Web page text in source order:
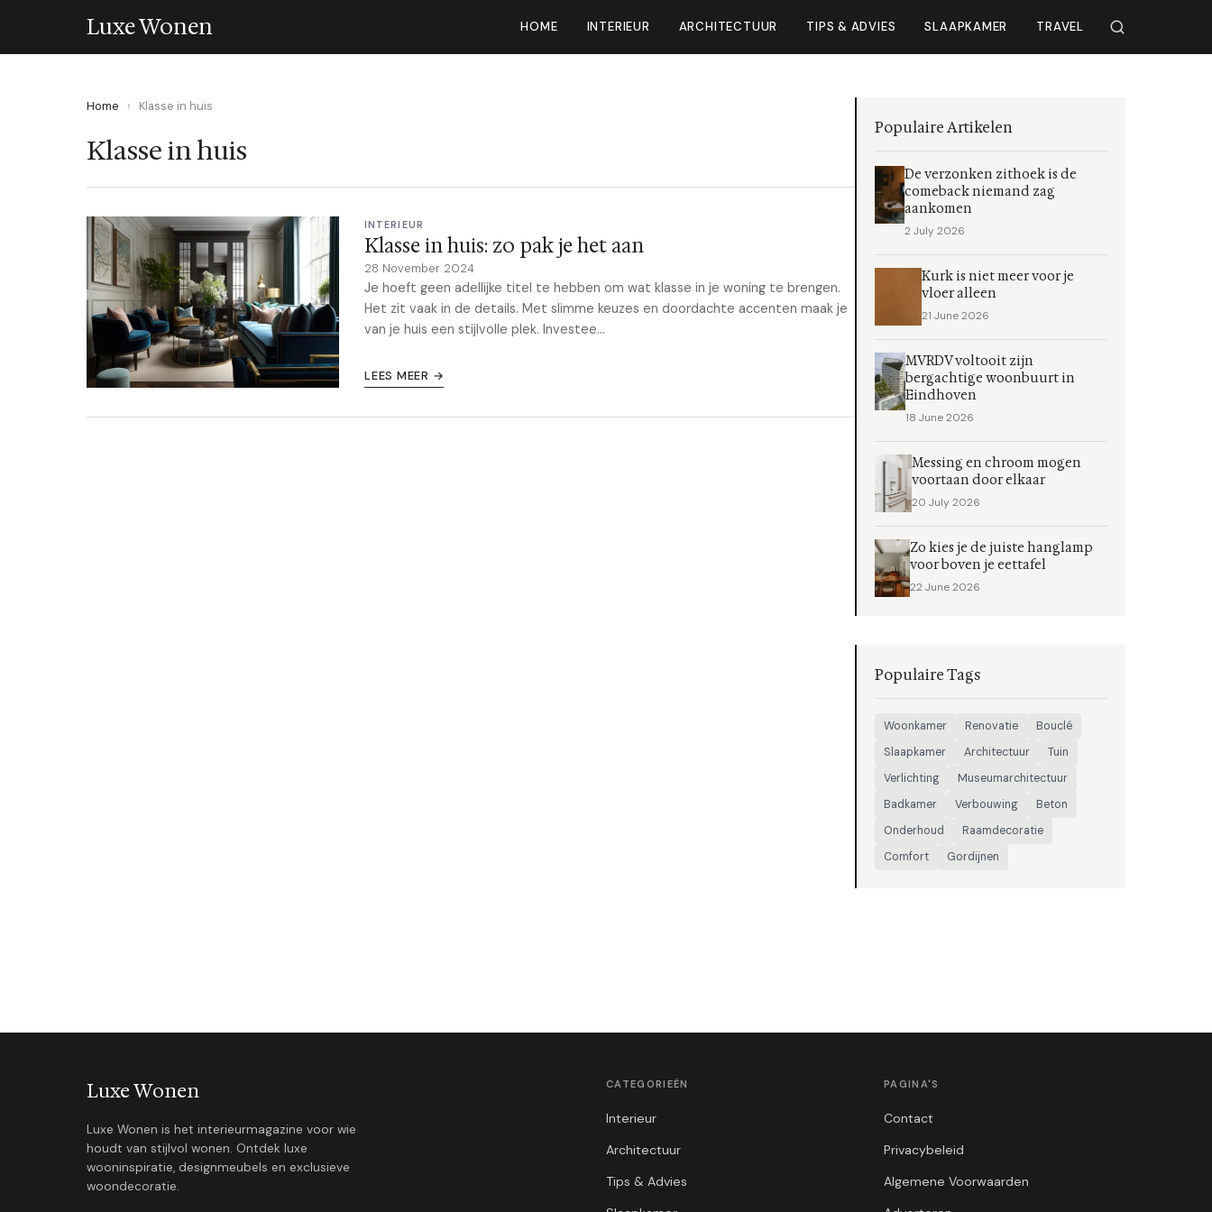
Luxe Wonen HOME INTERIEUR ARCHITECTUUR TIPS & ADVIES SLAAPKAMER TRAVEL
Home › Klasse in huis
Klasse in huis
INTERIEUR
Klasse in huis: zo pak je het aan
28 November 2024
Je hoeft geen adellijke titel te hebben om wat klasse in je woning te brengen.
Het zit vaak in de details. Met slimme keuzes en doordachte accenten maak je
van je huis een stijlvolle plek. Investee...
LEES MEER →
Populaire Artikelen
De verzonken zithoek is de
comeback niemand zag
aankomen
2 July 2026
Kurk is niet meer voor je
vloer alleen
21 June 2026
MVRDV voltooit zijn
bergachtige woonbuurt in
Eindhoven
18 June 2026
Messing en chroom mogen
voortaan door elkaar
20 July 2026
Zo kies je de juiste hanglamp
voor boven je eettafel
22 June 2026
Populaire Tags
Woonkamer Renovatie
Bouclé
Slaapkamer
Architectuur
Tuin
Verlichting
Museumarchitectuur
Badkamer
Verbouwing
Beton
Onderhoud
Raamdecoratie
Comfort
Gordijnen
Luxe Wonen
Luxe Wonen is het interieurmagazine voor wie
houdt van stijlvol wonen. Ontdek luxe
wooninspiratie, designmeubels en exclusieve
woondecoratie.
CATEGORIEËN
Interieur
Architectuur
Tips & Advies
PAGINA'S
Contact
Privacybeleid
Algemene Voorwaarden